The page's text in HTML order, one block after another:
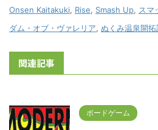
Onsen Kaitakuki, Rise, Smash Up, スマ
ダム・オブ・ヴァレリア, ぬくみ温泉開拓
関連記事
ボードゲーム